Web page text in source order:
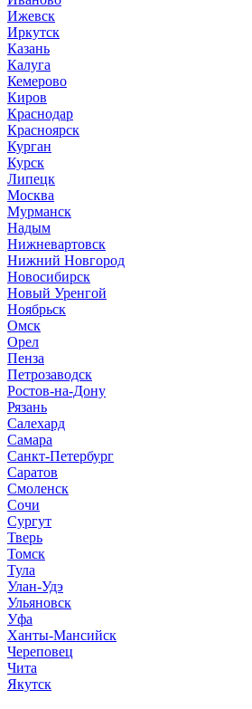
Ижевск
Иркутск
Казань
Калуга
Кемерово
Киров
Краснодар
Красноярск
Курган
Курск
Липецк
Москва
Мурманск
Надым
Нижневартовск
Нижний Новгород
Новосибирск
Новый Уренгой
Ноябрьск
Омск
Орел
Пенза
Петрозаводск
Ростов-на-Дону
Рязань
Салехард
Самара
Санкт-Петербург
Саратов
Смоленск
Сочи
Сургут
Тверь
Томск
Тула
Улан-Удэ
Ульяновск
Уфа
Ханты-Мансийск
Череповец
Чита
Якутск